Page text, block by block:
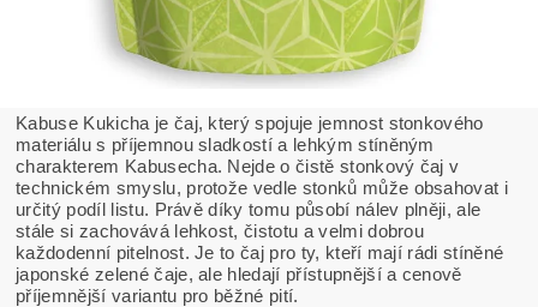
Kabuse Kukicha je čaj, který spojuje jemnost stonkového
materiálu s příjemnou sladkostí a lehkým stíněným
charakterem Kabusecha. Nejde o čistě stonkový čaj v
technickém smyslu, protože vedle stonků může obsahovat i
určitý podíl listu. Právě díky tomu působí nálev plněji, ale
stále si zachovává lehkost, čistotu a velmi dobrou
každodenní pitelnost. Je to čaj pro ty, kteří mají rádi stíněné
japonské zelené čaje, ale hledají přístupnější a cenově
příjemnější variantu pro běžné pití.